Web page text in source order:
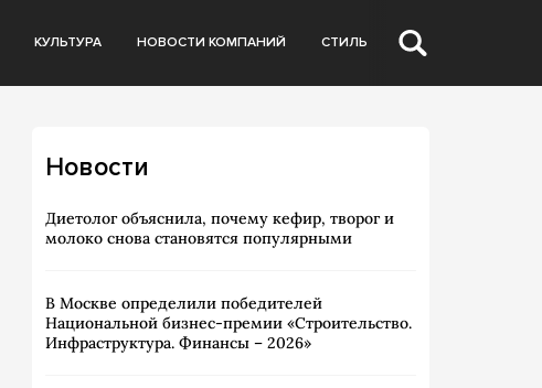
КУЛЬТУРА НОВОСТИ КОМПАНИЙ СТИЛЬ
Новости
Диетолог объяснила, почему кефир, творог и
молоко снова становятся популярными
В Москве определили победителей
Национальной бизнес-премии «Строительство.
Инфраструктура. Финансы – 2026»